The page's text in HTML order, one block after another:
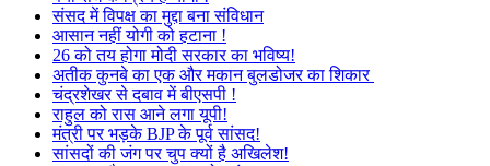
संसद में विपक्ष का मुद्दा बना संविधान
आसान नहीं योगी को हटाना !
26 को तय होगा मोदी सरकार का भविष्य!
अतीक कुनबे का एक और मकान बुलडोजर का शिकार
चंद्रशेखर से दबाव में बीएसपी !
राहुल को रास आने लगा यूपी!
मंत्री पर भड़के BJP के पूर्व सांसद!
सांसदों की जंग पर चुप क्यों है अखिलेश!